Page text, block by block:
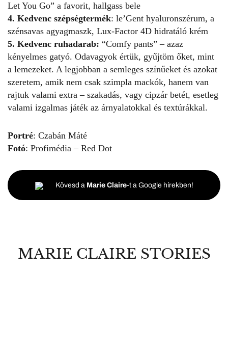
Let You Go” a favorit, hallgass bele
4. Kedvenc szépségtermék: le’Gent hyaluronszérum, a
szénsavas agyagmaszk, Lux-Factor 4D hidratáló krém
5. Kedvenc ruhadarab: “Comfy pants” – azaz
kényelmes gatyó. Odavagyok értük, gyűjtöm őket, mint
a lemezeket. A legjobban a semleges színűeket és azokat
szeretem, amik nem csak szimpla mackók, hanem van
rajtuk valami extra – szakadás, vagy cipzár betét, esetleg
valami izgalmas játék az árnyalatokkal és textúrákkal.
Portré: Czabán Máté
Fotó: Profimédia – Red Dot
Kövesd a Marie Claire-t a Google hírekben!
MARIE CLAIRE STORIES